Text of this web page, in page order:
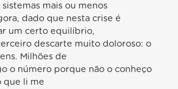
mais ou menos
dado que nesta crise é
um certo equilíbrio,
descarte muito doloroso: o
Milhões de
o número porque não o conheço
que li me